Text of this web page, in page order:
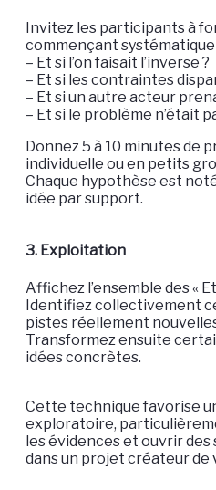
Invitez les participants à
commençant
– Et si l’on faisait l’inverse ?
– Et si les contraintes
– Et si un autre acteur
– Et si le problème n’était
Donnez 5 à 10 minutes de
individuelle ou en petits
Chaque hypothèse est
idée par support.
3. Exploitation
Affichez l’ensemble des «
Identifiez collectivement
pistes réellement
Transformez ensuite
idées concrètes.
Cette technique favorise
exploratoire,
les évidences et ouvrir
dans un projet créateur de